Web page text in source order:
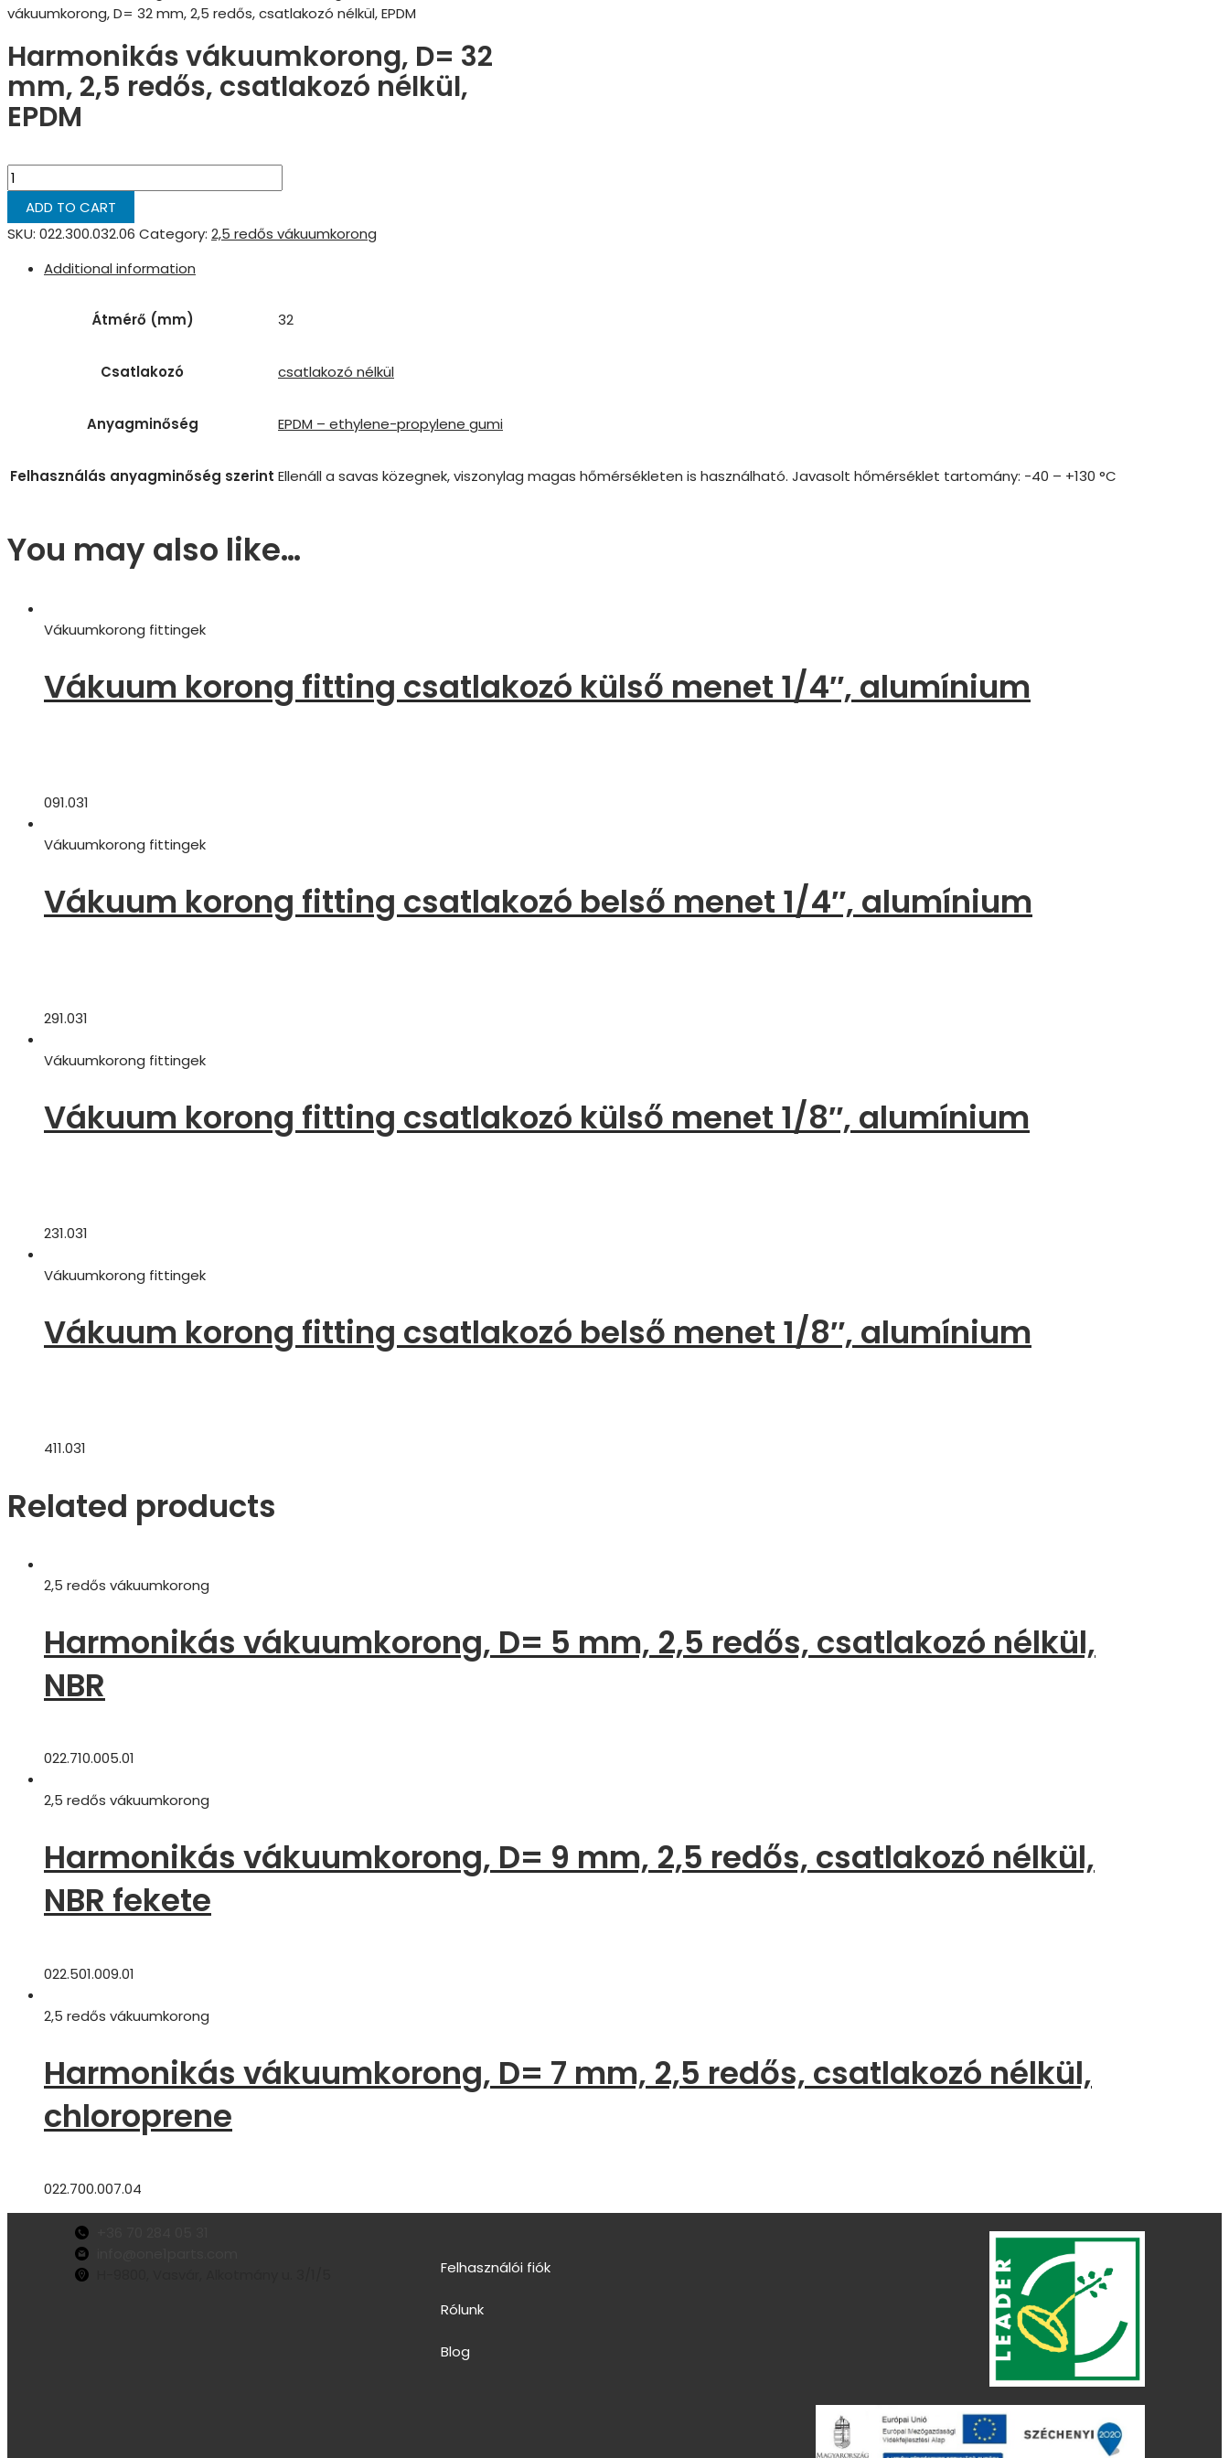
vákuumkorong, D= 32 mm, 2,5 redős, csatlakozó nélkül, EPDM
Harmonikás vákuumkorong, D= 32
mm, 2,5 redős, csatlakozó nélkül,
EPDM
ADD TO CART
SKU: 022.300.032.06 Category: 2,5 redős vákuumkorong
Additional information
Átmérő (mm) 32
Csatlakozó csatlakozó nélkül
Anyagminőség EPDM – ethylene-propylene gumi
Felhasználás anyagminőség szerint Ellenáll a savas közegnek, viszonylag magas hőmérsékleten is használható. Javasolt hőmérséklet tartomány: -40 – +130 °C
You may also like…
Vákuumkorong fittingek
Vákuum korong fitting csatlakozó külső menet 1/4″, alumínium
091.031
Vákuumkorong fittingek
Vákuum korong fitting csatlakozó belső menet 1/4″, alumínium
291.031
Vákuumkorong fittingek
Vákuum korong fitting csatlakozó külső menet 1/8″, alumínium
231.031
Vákuumkorong fittingek
Vákuum korong fitting csatlakozó belső menet 1/8″, alumínium
411.031
Related products
2,5 redős vákuumkorong
Harmonikás vákuumkorong, D= 5 mm, 2,5 redős, csatlakozó nélkül,
NBR
022.710.005.01
2,5 redős vákuumkorong
Harmonikás vákuumkorong, D= 9 mm, 2,5 redős, csatlakozó nélkül,
NBR fekete
022.501.009.01
2,5 redős vákuumkorong
Harmonikás vákuumkorong, D= 7 mm, 2,5 redős, csatlakozó nélkül,
chloroprene
022.700.007.04
Felhasználói fiók
Rólunk
Blog